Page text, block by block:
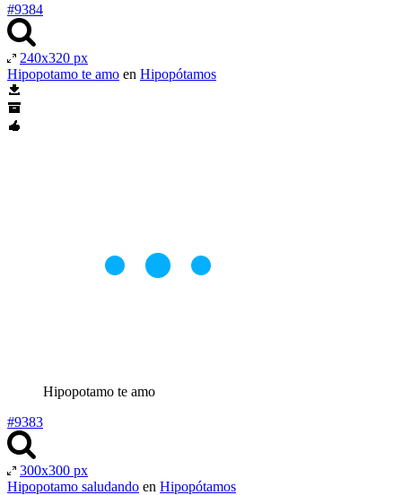
#9384
240x320 px
Hipopotamo te amo en Hipopótamos
Hipopotamo te amo
#9383
300x300 px
Hipopotamo saludando en Hipopótamos